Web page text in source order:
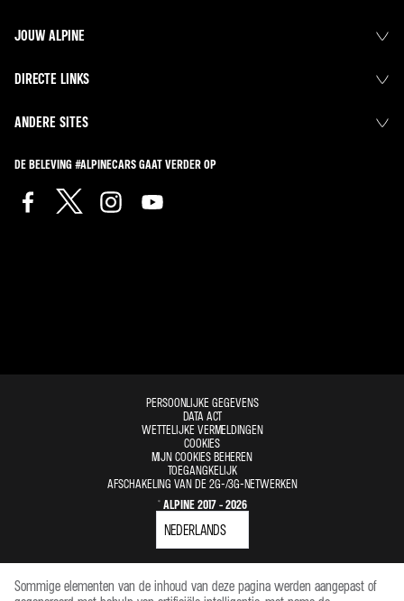
JOUW ALPINE
DIRECTE LINKS
ANDERE SITES
DE BELEVING #ALPINECARS GAAT VERDER OP
PERSOONLIJKE GEGEVENS
DATA ACT
WETTELIJKE VERMELDINGEN
COOKIES
MIJN COOKIES BEHEREN
TOEGANGKELIJK
AFSCHAKELING VAN DE 2G-/3G-NETWERKEN
© ALPINE 2017 - 2026
Sommige elementen van de inhoud van deze pagina werden aangepast of